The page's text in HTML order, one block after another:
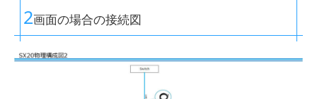
2画面の場合の接続図